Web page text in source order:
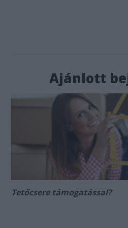
Ajánlott
Tetőcsere támogatással?